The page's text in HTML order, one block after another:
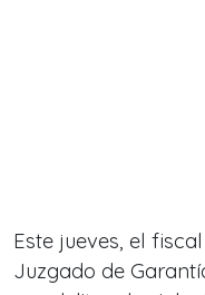
Este jueves, el
Juzgado de